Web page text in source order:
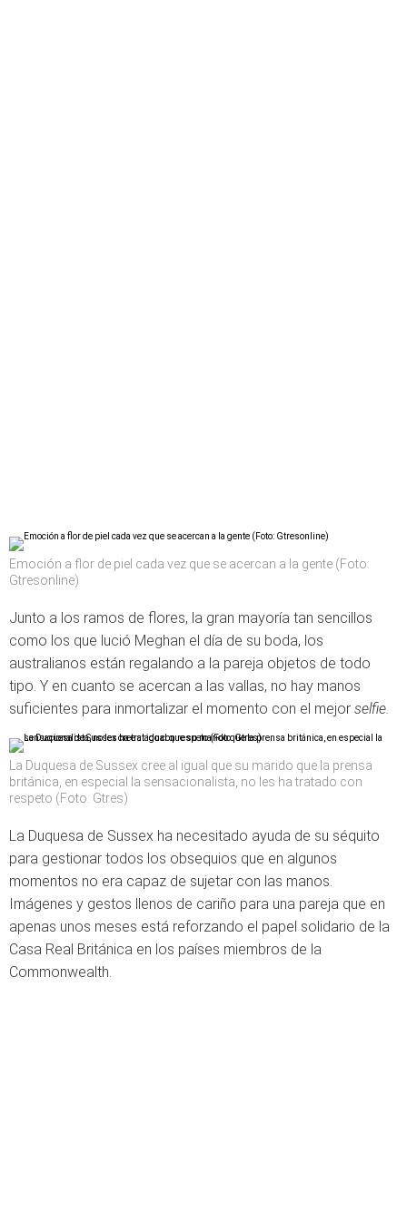
Emoción a flor de piel cada vez que se acercan a la gente (Foto:
Gtresonline)
Junto a los ramos de flores, la gran mayoría tan sencillos
como los que lució Meghan el día de su boda, los
australianos están regalando a la pareja objetos de todo
tipo. Y en cuanto se acercan a las vallas, no hay manos
suficientes para inmortalizar el momento con el mejor selfie.
La Duquesa de Sussex cree al igual que su marido que la prensa
británica, en especial la sensacionalista, no les ha tratado con
respeto (Foto: Gtres)
La Duquesa de Sussex ha necesitado ayuda de su séquito
para gestionar todos los obsequios que en algunos
momentos no era capaz de sujetar con las manos.
Imágenes y gestos llenos de cariño para una pareja que en
apenas unos meses está reforzando el papel solidario de la
Casa Real Británica en los países miembros de la
Commonwealth.